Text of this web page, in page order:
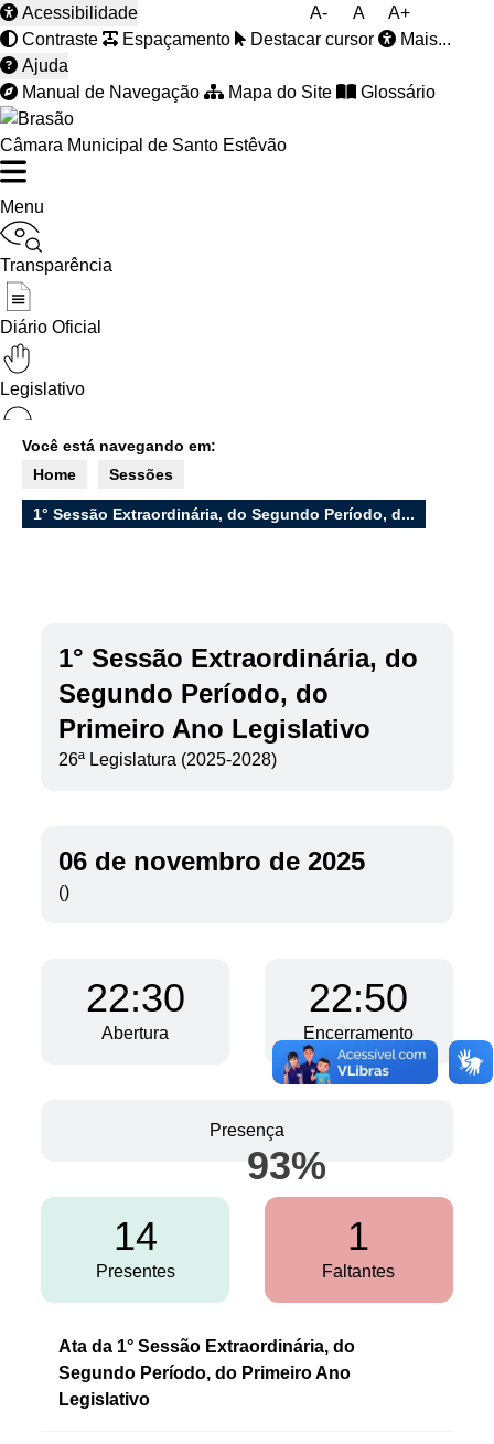
A- A A+
Acessibilidade
Contraste
Espaçamento Destacar cursor
Mais...
Ajuda
Manual de Navegação
Mapa do Site Glossário
Câmara Municipal de Santo Estêvão
Menu
Transparência
Diário Oficial
Legislativo
Ouvidoria
E-sic
Acesso à Informação
Empresas
Notícias
Turistas
Videos
*Campos obrigatórios
Ao iniciar um contato, você concorda com aPolítica de
privacidade
Você está navegando em:
Home
Sessões
1° Sessão Extraordinária, do Segundo Período, d...
1° Sessão Extraordinária, do
Segundo Período, do
Primeiro Ano Legislativo
26ª Legislatura (2025-2028)
06 de novembro de 2025
()
93%
Presença
22:30
Abertura
22:50
Encerramento
14
Presentes
1
Faltantes
Ata da 1° Sessão Extraordinária, do
Segundo Período, do Primeiro Ano
Legislativo